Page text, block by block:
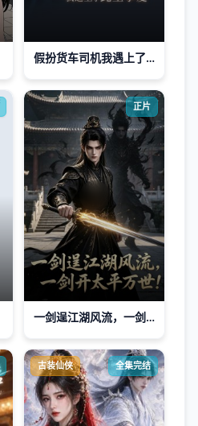
假扮货车司机我遇上了此生挚爱
正片
一剑逞江湖风流，一剑开太平万世！
古装仙侠 全集完结